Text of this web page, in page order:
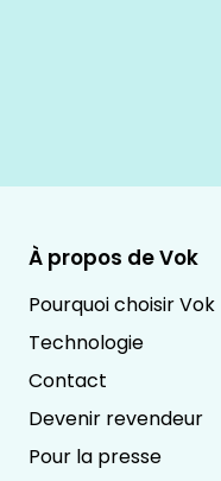
À propos de Vok
Pourquoi choisir Vok
Technologie
Contact
Devenir revendeur
Pour la presse